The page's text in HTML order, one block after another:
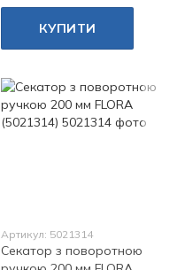
КУПИТИ
Артикул: 5021314
Секатор з поворотною